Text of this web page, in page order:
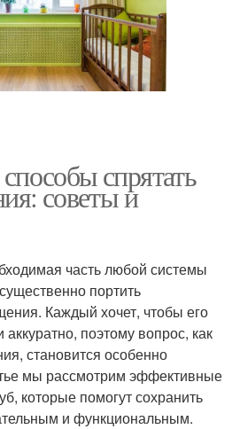
спрятать
советы и
часть любой системы
портить
Каждый хочет, чтобы его
поэтому вопрос, как
становится особенно
мы рассмотрим эффективные
которые помогут сохранить
и функциональным.